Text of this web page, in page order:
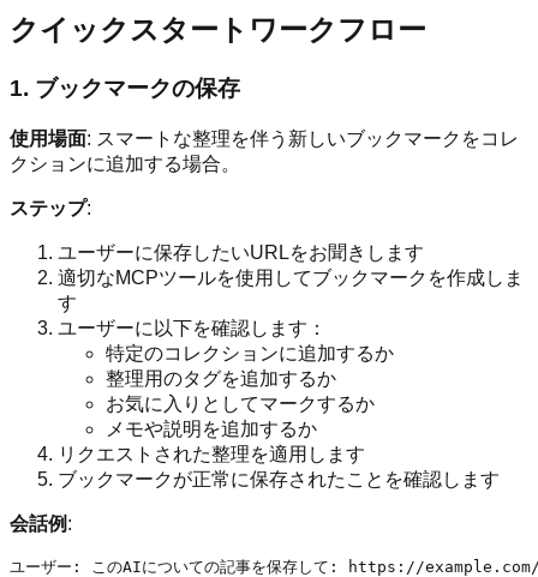
クイックスタートワークフロー
1. ブックマークの保存
使用場面: スマートな整理を伴う新しいブックマークをコレ
クションに追加する場合。
ステップ:
ユーザーに保存したいURLをお聞きします
適切なMCPツールを使用してブックマークを作成しま
す
ユーザーに以下を確認します：
特定のコレクションに追加するか
整理用のタグを追加するか
お気に入りとしてマークするか
メモや説明を追加するか
リクエストされた整理を適用します
ブックマークが正常に保存されたことを確認します
会話例 :
ユーザー: このAIについての記事を保存して: https://